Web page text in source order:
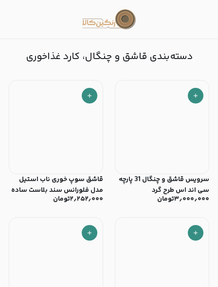
دسته‌بندی قاشق و چنگال، کارد غذاخوری
سرویس قاشق و چنگال 31 پارچه
سی اند اس طرح گرد
۳٫۰۰۰٫۰۰۰تومان
قاشق سوپ خوری ناب استیل
مدل فلورانس سند بلاست ساده
(ست 6 عددی)
۲٫۲۵۲٫۰۰۰تومان